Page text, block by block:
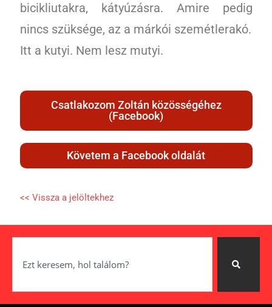
bicikliutakra, kátyúzásra. Amire pedig
nincs szüksége, az a márkói szemétlerakó.
Itt a kutyi. Nem lesz mutyi.
Csatlakozom Zoltán közösségéhez
(Facebook)
Követem a Facebook oldalát
<< Vissza a jelöltekhez